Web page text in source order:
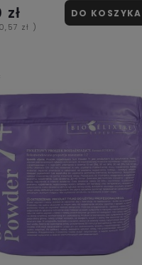
zł
zł )
DO KOSZYKA